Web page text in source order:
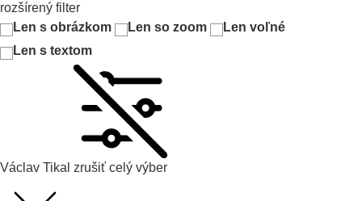
rozšírený filter
Len s obrázkom
Len so zoom
Len voľné
Len s textom
Václav Tikal zrušiť celý výber